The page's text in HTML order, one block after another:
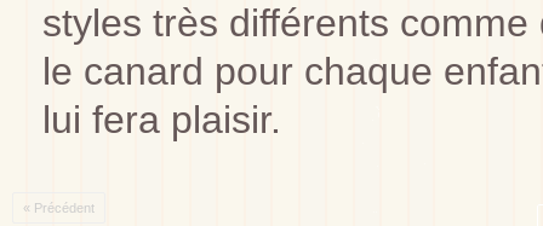
styles très différents
le canard pour chaque
lui fera plaisir.
« Précédent